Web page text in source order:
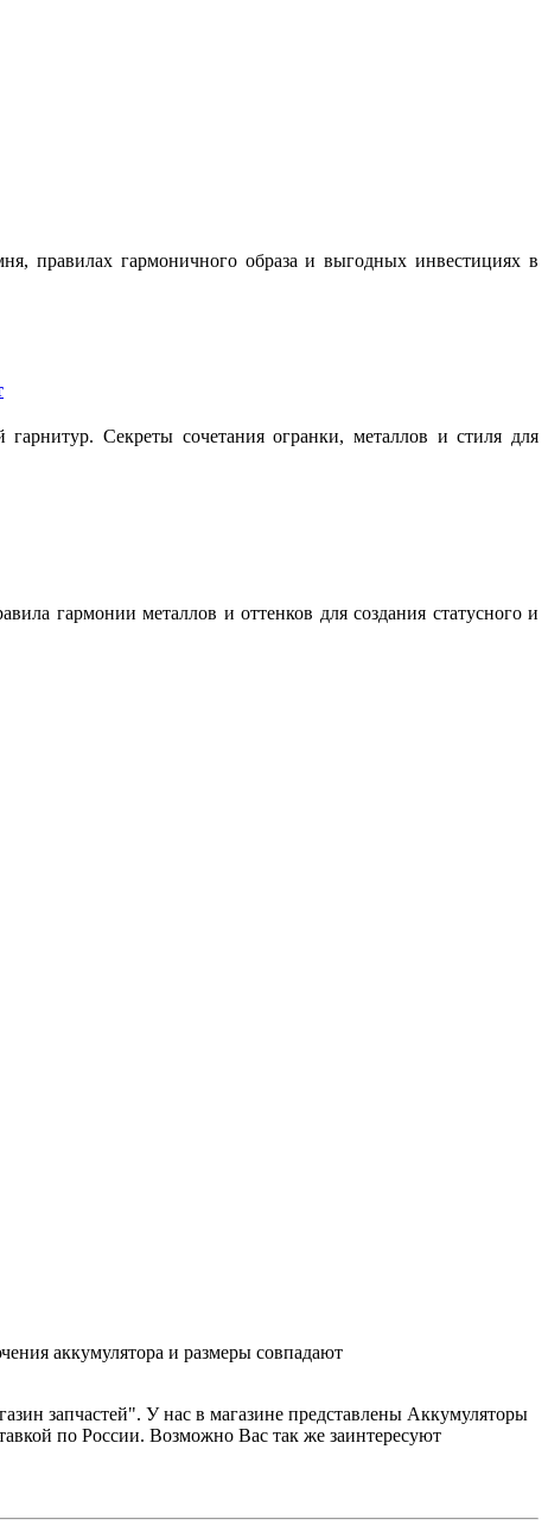
правилах гармоничного образа и выгодных инвестициях в
Секреты сочетания огранки, металлов и стиля для
гармонии металлов и оттенков для создания статусного и
аккумулятора и размеры совпадают
запчастей". У нас в магазине представлены Аккумуляторы
по России. Возможно Вас так же заинтересуют